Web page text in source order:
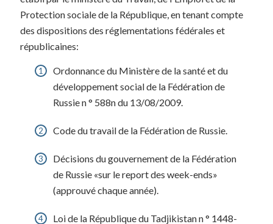
Protection sociale de la République, en tenant compte
des dispositions des réglementations fédérales et
républicaines:
Ordonnance du Ministère de la santé et du
développement social de la Fédération de
Russie n ° 588n du 13/08/2009.
Code du travail de la Fédération de Russie.
Décisions du gouvernement de la Fédération
de Russie «sur le report des week-ends»
(approuvé chaque année).
Loi de la République du Tadjikistan n ° 1448-